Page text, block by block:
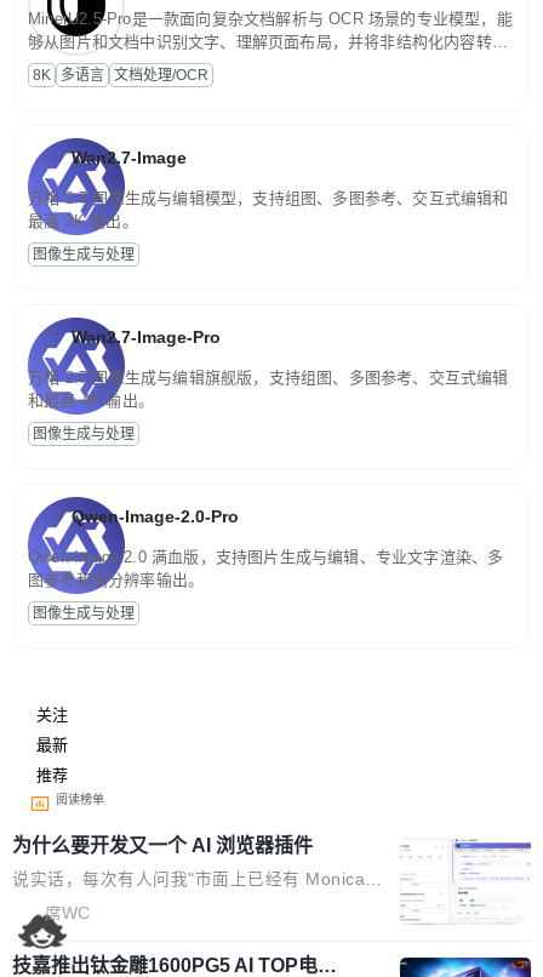
MinerU2.5-Pro是一款面向复杂文档解析与 OCR 场景的专业模型，能
够从图片和文档中识别文字、理解页面布局，并将非结构化内容转换
为便于存储、检索和二次处理的结构化结果。
8K 多语言 文档处理/OCR
Wan2.7-Image
万相 2.7 图像生成与编辑模型，支持组图、多图参考、交互式编辑和
最高 2K 输出。
图像生成与处理
Wan2.7-Image-Pro
万相 2.7 图像生成与编辑旗舰版，支持组图、多图参考、交互式编辑
和最高 4K 输出。
图像生成与处理
Qwen-Image-2.0-Pro
Qwen-Image-2.0 满血版，支持图片生成与编辑、专业文字渲染、多
图参考和高分辨率输出。
图像生成与处理
关注
最新
推荐
阅读榜单
为什么要开发又一个 AI 浏览器插件
说实话，每次有人问我"市面上已经有 Monica、
Sider、Copilot for Chrome 这些 AI 浏览器插件
了，你为什么还要再做一个"，我都觉得这个问题
问得好。 因为我自己也是从用户变成开发者的。
席WC
技嘉推出钛金雕1600PG5 AI TOP电